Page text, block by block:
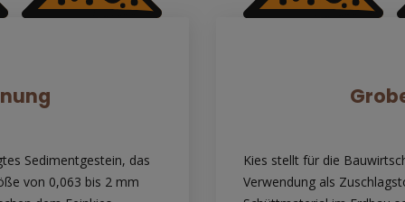
Sedimentgestein, das
von 0,063 bis 2 mm
Kies stellt für die
Verwendung als